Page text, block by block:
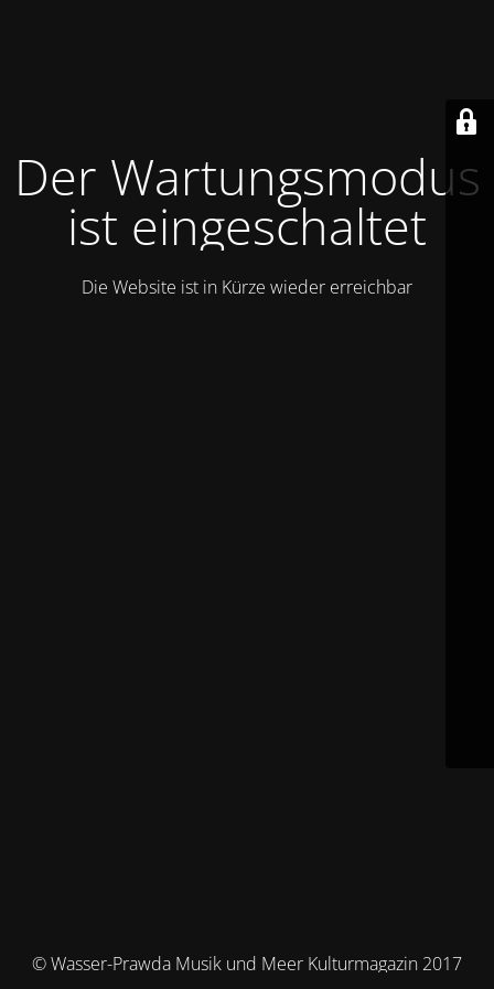
Der Wartungsmodus
ist eingeschaltet
Die Website ist in Kürze wieder erreichbar
© Wasser-Prawda Musik und Meer Kulturmagazin 2017